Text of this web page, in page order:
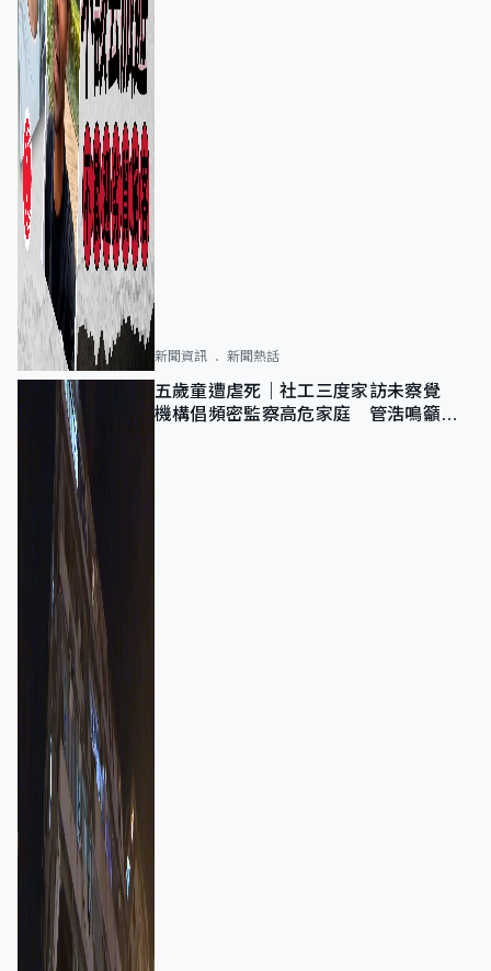
新聞資訊 新聞熱話
五歲童遭虐死｜社工三度家訪未察覺
機構倡頻密監察高危家庭 管浩鳴籲加